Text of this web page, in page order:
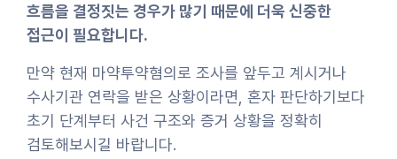
흐름을 결정짓는 경우가 많기 때문에 더욱 신중한
접근이 필요합니다.
만약 현재 마약투약혐의로 조사를 앞두고 계시거나
수사기관 연락을 받은 상황이라면, 혼자 판단하기보다
초기 단계부터 사건 구조와 증거 상황을 정확히
검토해보시길 바랍니다.